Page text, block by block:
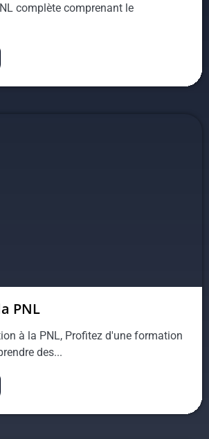
complète comprenant le
PNL
à la PNL, Profitez d'une formation
des...